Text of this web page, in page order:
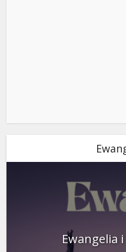
Ewangelia